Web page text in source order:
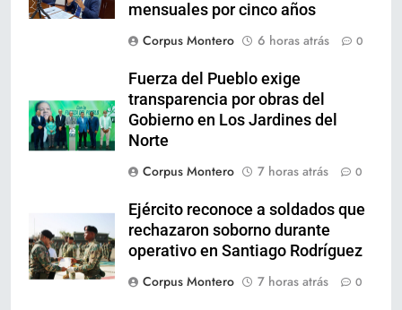
mensuales por cinco años
Corpus Montero
6 horas atrás 0
Fuerza del Pueblo exige
transparencia por obras del
Gobierno en Los Jardines del
Norte
Corpus Montero
7 horas atrás 0
Ejército reconoce a soldados que
rechazaron soborno durante
operativo en Santiago Rodríguez
Corpus Montero
7 horas atrás 0